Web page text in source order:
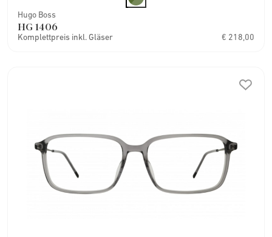
Hugo Boss
HG 1406
Komplettpreis inkl. Gläser € 218,00